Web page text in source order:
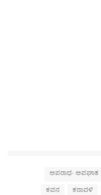
ಅಪರಾಧ- ಅಪಘಾತ
ಕರಾವಳಿ
ಕವನ